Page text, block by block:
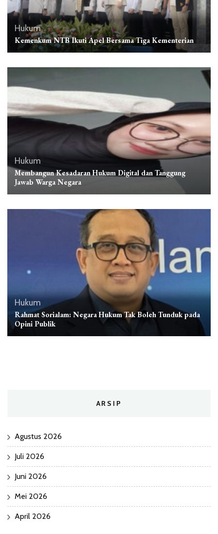
Hukum
Kemenkum NTB Ikuti Apel Bersama Tiga Kementerian
Hukum
Membangun Kesadaran Hukum Digital dan Tanggung
Jawab Warga Negara
Hukum
Rahmat Sorialam: Negara Hukum Tak Boleh Tunduk pada
Opini Publik
ARSIP
Agustus 2026
Juli 2026
Juni 2026
Mei 2026
April 2026